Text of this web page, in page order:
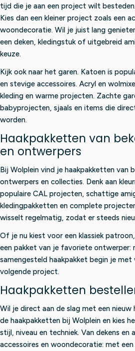
tijd die je aan een project wilt
Kies dan een kleiner project zoals een
woondecoratie. Wil je juist lang
een deken, kledingstuk of uitgebreid
keuze.
Kijk ook naar het garen. Katoen is
en stevige accessoires. Acryl en
kleding en warme projecten. Zachte
babyprojecten, sjaals en items die
worden.
Haakpakketten van
en ontwerpers
Bij Wolplein vind je haakpakketten van
ontwerpers en collecties. Denk aan
populaire CAL projecten, schattige
kledingpakketten en complete
wisselt regelmatig, zodat er steeds
Of je nu kiest voor een klassiek
een pakket van je favoriete ontwerper:
samengesteld haakpakket begin je met
volgende project.
Haakpakketten
Wil je direct aan de slag met een nieuw
de haakpakketten bij Wolplein en kies
stijl, niveau en techniek. Van dekens en
accessoires en woondecoratie: met